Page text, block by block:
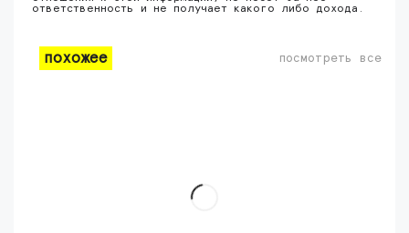
ответственность и не получает какого либо дохода.
похожее посмотреть все